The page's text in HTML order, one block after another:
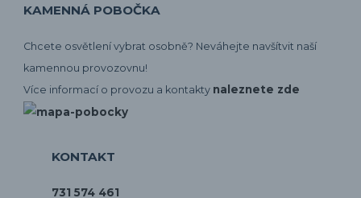
KAMENNÁ POBOČKA
Chcete osvětlení vybrat osobně? Neváhejte navšítvit naší
kamennou provozovnu!
Více informací o provozu a kontakty naleznete zde
KONTAKT
731 574 461